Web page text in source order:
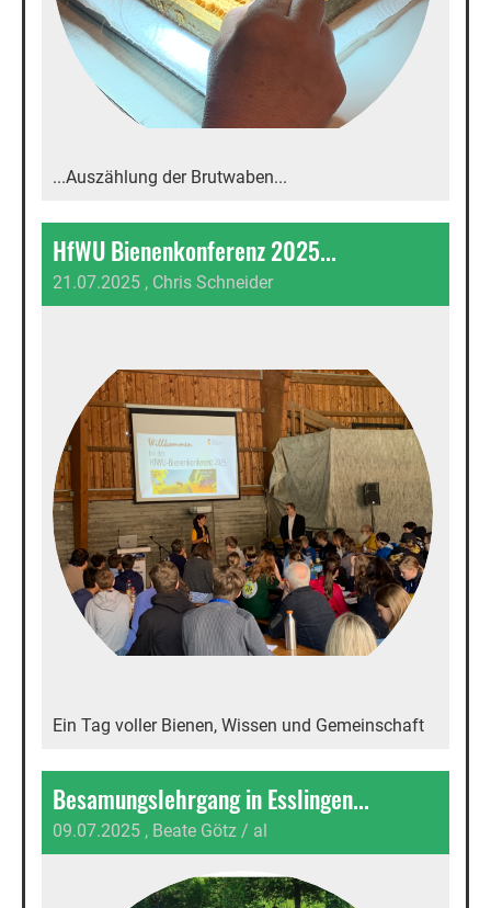
...Auszählung der Brutwaben...
HfWU Bienenkonferenz 2025...
21.07.2025 , Chris Schneider
Ein Tag voller Bienen, Wissen und Gemeinschaft
Besamungslehrgang in Esslingen...
09.07.2025 , Beate Götz / al